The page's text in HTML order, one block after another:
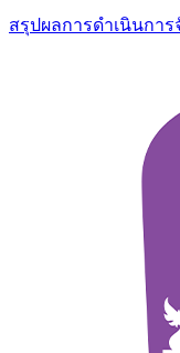
สรุปผลการดำเนินการ